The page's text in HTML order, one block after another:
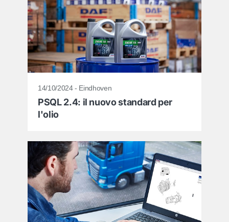
14/10/2024 - Eindhoven
PSQL 2.4: il nuovo standard per
l'olio